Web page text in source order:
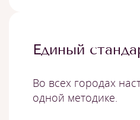
Единый
Во всех городах
одной методике.